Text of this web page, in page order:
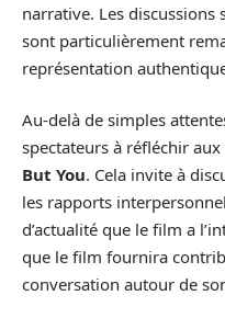
narrative. Les discussions
sont particulièrement
représentation
Au-delà de simples
spectateurs à réfléchir
But You. Cela invite à
les rapports
d’actualité que le film a
que le film fournira
conversation autour de